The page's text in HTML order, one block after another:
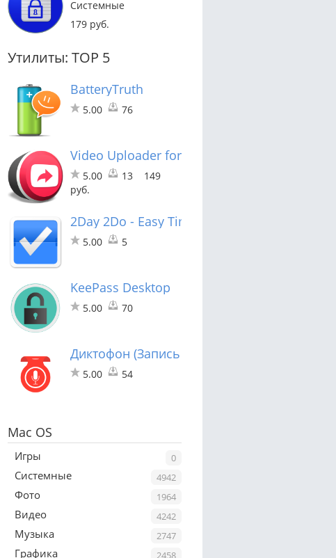
Системные
179 руб.
Утилиты: TOP 5
BatteryTruth
5.00 76
Video Uploader for YouTube
5.00 13
149
руб.
2Day 2Do - Easy Timetable Planner
5.00 5
KeePass Desktop
5.00 70
Диктофон (Запись голоса)
5.00 54
Mac OS
0
Игры
4942
Системные
1964
Фото
4242
Видео
2747
Музыка
2458
Графика